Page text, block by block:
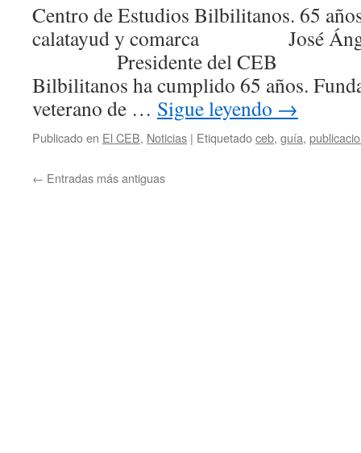
Centro de Estudios Bilbilitanos. 65
calatayud y comarca José
Presidente del CEB El
Bilbilitanos ha cumplido 65 años.
veterano de … Sigue leyendo →
Publicado en El CEB, Noticias | Etiquetadoceb, guía,
← Entradas más antiguas